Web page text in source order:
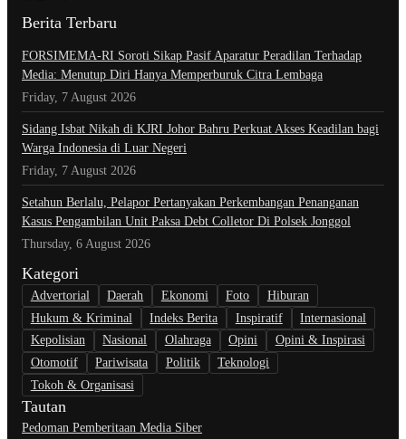
Berita Terbaru
​FORSIMEMA-RI Soroti Sikap Pasif Aparatur Peradilan Terhadap
Media: Menutup Diri Hanya Memperburuk Citra Lembaga
Friday, 7 August 2026
Sidang Isbat Nikah di KJRI Johor Bahru Perkuat Akses Keadilan bagi
Warga Indonesia di Luar Negeri
Friday, 7 August 2026
Setahun Berlalu, Pelapor Pertanyakan Perkembangan Penanganan
Kasus Pengambilan Unit Paksa Debt Colletor Di Polsek Jonggol
Thursday, 6 August 2026
Kategori
Advertorial Daerah Ekonomi Foto
Hiburan
Hukum & Kriminal
Indeks Berita Inspiratif
Internasional
Kepolisian
Nasional Olahraga Opini
Opini & Inspirasi
Otomotif
Pariwisata Politik
Teknologi
Tokoh & Organisasi
Tautan
Pedoman Pemberitaan Media Siber